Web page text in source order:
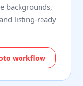
backgrounds,
listing-ready
workflow